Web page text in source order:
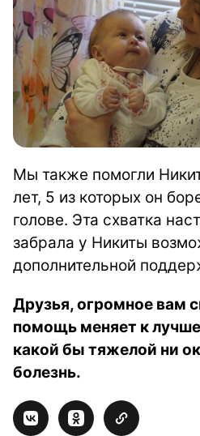
Мы также помогли
лет, 5 из которых он
голове. Эта схватка
забрала у Никиты
дополнительной
Друзья, огромное вам
помощь меняет к
какой бы тяжелой ни
болезнь.